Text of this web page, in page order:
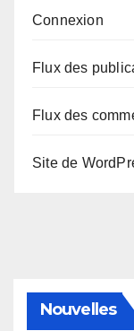
Connexion
Flux des
Flux des
Site de
Nouvelles